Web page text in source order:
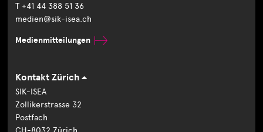
T +41 44 388 51 36
medien@sik-isea.ch
Medienmitteilungen
Kontakt Zürich
SIK-ISEA
Zollikerstrasse 32
Postfach